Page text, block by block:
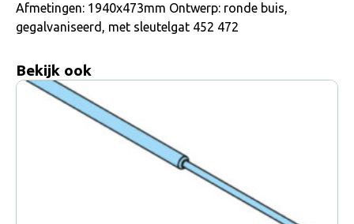
Afmetingen: 1940x473mm Ontwerp: ronde buis,
gegalvaniseerd, met sleutelgat 452 472
Bekijk ook